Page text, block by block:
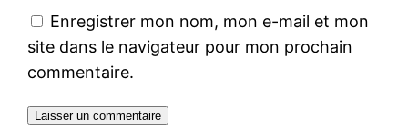
Enregistrer mon nom, mon e-mail et mon
site dans le navigateur pour mon prochain
commentaire.